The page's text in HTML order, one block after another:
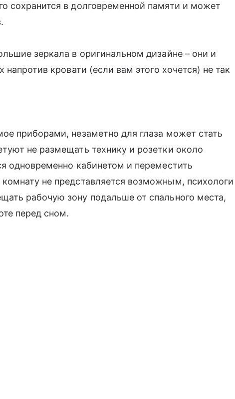
сохранится в долговременной памяти и может
зеркала в оригинальном дизайне – они и
напротив кровати (если вам этого хочется) не так
приборами, незаметно для глаза может стать
не размещать технику и розетки около
одновременно кабинетом и переместить
не представляется возможным, психологи
рабочую зону подальше от спального места,
перед сном.